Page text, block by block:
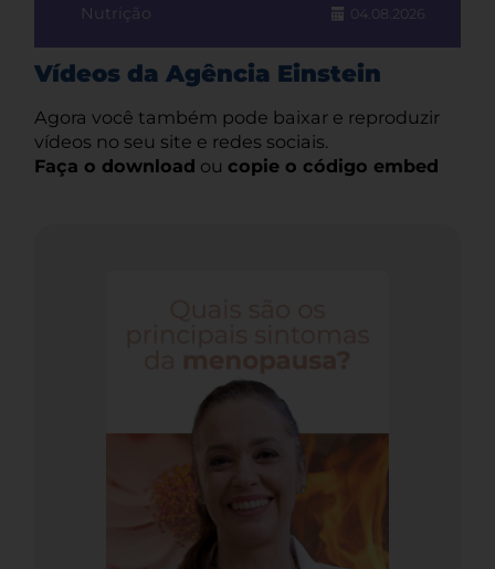
Nutrição 04.08.2026
Vídeos da Agência Einstein
Agora você também pode baixar e reproduzir
vídeos no seu site e redes sociais.
Faça o download ou copie o código embed